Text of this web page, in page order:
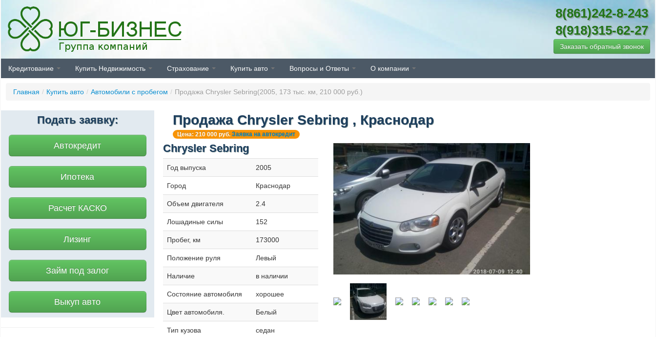
8(861)242-8-243
8(918)315-62-27
Заказать обратный звонок
Кредитование Купить Недвижимость Страхование Купить авто Вопросы и Ответы О компании
Главная / Купить авто / Автомобили с пробегом / Продажа Chrysler Sebring(2005, 173 тыс. км, 210 000 руб.)
Подать заявку:
Автокредит
Ипотека
Расчет КАСКО
Лизинг
Займ под залог
Выкуп авто
Продажа Chrysler Sebring , Краснодар
Цена: 210 000 руб.Заявка на автокредит
Chrysler Sebring
Год выпуска 2005
Город Краснодар
Объем двигателя 2.4
Лошадиные силы 152
Пробег, км 173000
Положение руля Левый
Наличие в наличии
Состояние автомобиля хорошее
Цвет автомобиля. Белый
Тип кузова седан